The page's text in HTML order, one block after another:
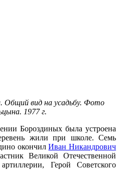
Общий вид на усадьбу. Фото
1977 г.
Бороздиных была устроена
жили при школе. Семь
окончилИван Никандрович
Великой Отечественной
Герой Советского